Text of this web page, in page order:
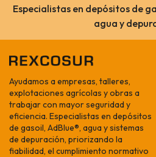
Especialistas en depósitos de
agua y
Ayudamos a empresas, talleres,
explotaciones agrícolas y obras a
trabajar con mayor seguridad y
eficiencia. Especialistas en depósitos
de gasoil, AdBlue®, agua y sistemas
de depuración, priorizando la
fiabilidad, el cumplimiento normativo